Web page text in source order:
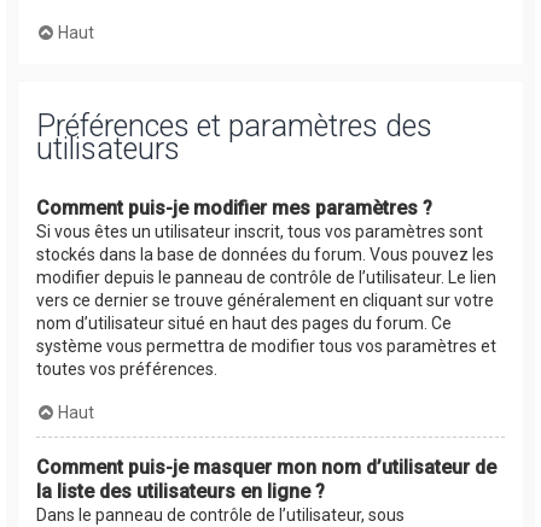
Haut
Préférences et paramètres des
utilisateurs
Comment puis-je modifier mes paramètres ?
Si vous êtes un utilisateur inscrit, tous vos paramètres sont
stockés dans la base de données du forum. Vous pouvez les
modifier depuis le panneau de contrôle de l’utilisateur. Le lien
vers ce dernier se trouve généralement en cliquant sur votre
nom d’utilisateur situé en haut des pages du forum. Ce
système vous permettra de modifier tous vos paramètres et
toutes vos préférences.
Haut
Comment puis-je masquer mon nom d’utilisateur de
la liste des utilisateurs en ligne ?
Dans le panneau de contrôle de l’utilisateur, sous